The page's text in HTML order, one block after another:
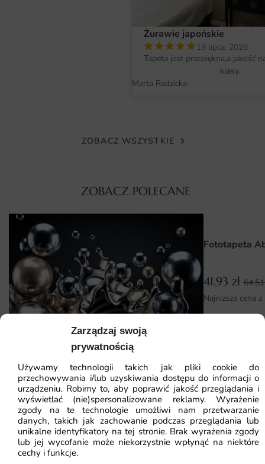
Zarządzaj swoją
prywatnością
Używamy technologii takich jak pliki cookie do
przechowywania i/lub uzyskiwania dostępu do informacji o
urządzeniu. Robimy to, aby poprawić jakość przeglądania i
wyświetlać (nie)spersonalizowane reklamy. Wyrażenie
zgody na te technologie umożliwi nam przetwarzanie
danych, takich jak zachowanie podczas przeglądania lub
unikalne identyfikatory na tej stronie. Brak wyrażenia zgody
lub jej wycofanie może niekorzystnie wpłynąć na niektóre
cechy i funkcje.
wysokiej jakości podłożu, dzięki czemu kolory są
nasycone, a detale wyjątkowo ostre. Materiał jest
bezzapachowy, odporny na blaknięcie i bezpieczny dla
domowników, w tym alergików oraz dzieci.
Faktura podłoża dodatkowo wzbogaca odbiór grafiki,
podać dokładne wymiary ściany, a my dopasujemy grafikę
wygodne pasy, które układa się łatwo nawet bez
wcześniejszego doświadczenia.
Montaż przebiega szybko: przygotowane podłoże, klej do
tapet i staranne dopasowanie krawędzi to wszystko,
czego potrzeba do uzyskania profesjonalnego efektu. W
razie potrzeby służymy wskazówkami na każdym etapie
Dlaczego warto wybrać tę fototapetę
Decydując się na fototapetę Morskie Oko, otrzymujesz nie
tylko estetyczną dekorację, ale i trwały produkt, który
posłuży na lata. Każdy egzemplarz jest drukowany na
zamówienie z dbałością o szczegóły.
wakacyjna atmosfera obecna w domu cały rok
wrażenie szerokiej, otwartej przestrzeni
Żurawie japońskie
19 lipca, 2026
Tapeta jest przepiękna,a jakość
klasy.
Marta Radzicka
ZOBACZ WSZYSTKIE
ZOBACZ POLECANE
Fototapeta Metaliczny Plusk
41.93zł 64.51zł
Najniższa cena z 30 dni:41.93zł
Fototapeta
41.93 zł
Najniższa cena
ZOBACZ WSZYSTKIE